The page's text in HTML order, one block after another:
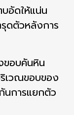
อัดให้แน่น
ดตัวหลังการ
ขอบคันหิน
เวณขอบของ
นการแยกตัว